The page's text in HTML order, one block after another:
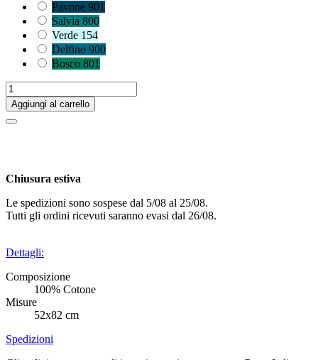
Pavone 901
Salvia 800
Verde 154
Delfino 900
Bosco 801
Aggiungi al carrello
Chiusura estiva
Le spedizioni sono sospese dal 5/08 al 25/08.
Tutti gli ordini ricevuti saranno evasi dal 26/08.
Dettagli:
Composizione
100% Cotone
Misure
52x82 cm
Spedizioni